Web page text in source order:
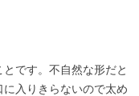
です。不自然な形だと
入りきらないので太め